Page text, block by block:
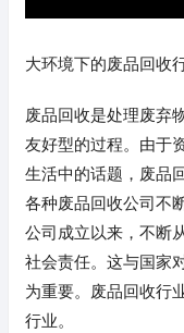
大环境下的废品回收
废品回收是处理废弃
友好型的过程。由于
生活中的话题，废品
各种废品回收公司不
公司成立以来，不断
社会责任。这与国家
为重要。废品回收行
行业。